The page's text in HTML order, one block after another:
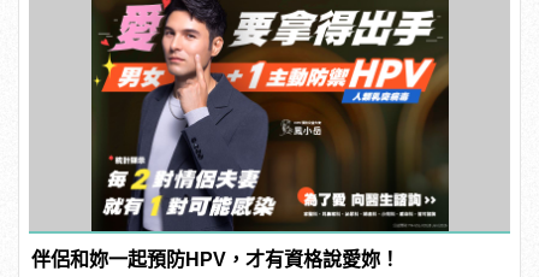
伴侶和妳一起預防HPV，才有資格說愛妳！